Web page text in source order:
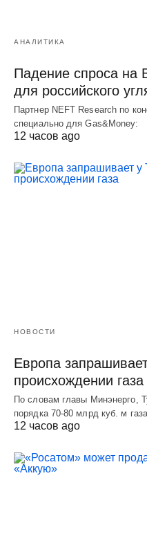
АНАЛИТИКА
Падение спроса на
для российского
Партнер NEFT Research по
специально для Gas&Money:
12 часов ago
НОВОСТИ
Европа
происхождении газа
По словам главы Минэнерго,
порядка 70-80 млрд куб. м
12 часов ago